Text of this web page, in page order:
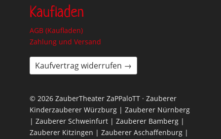
Kaufladen
AGB (Kaufladen)
Zahlung und Versand
Kaufvertrag widerrufen →
© 2026 ZauberTheater ZaPPaloTT · Zauberer
Kinderzauberer Würzburg | Zauberer Nürnberg
| Zauberer Schweinfurt | Zauberer Bamberg |
Zauberer Kitzingen | Zauberer Aschaffenburg |